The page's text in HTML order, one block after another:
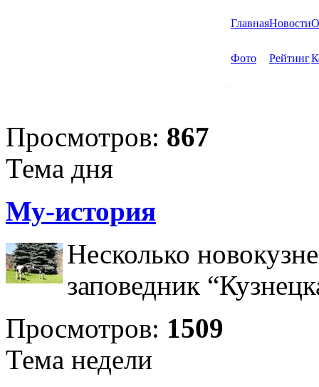
ГлавнаяНовости
Фото Рейтинг
Просмотров: 867
Тема дня
Му-история
Несколько
заповедник
Просмотров: 1509
Тема недели